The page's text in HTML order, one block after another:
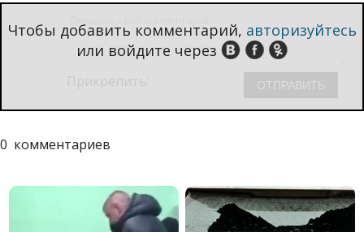
Чтобы добавить комментарий, авторизуйтесь
или войдите через
0 комментариев